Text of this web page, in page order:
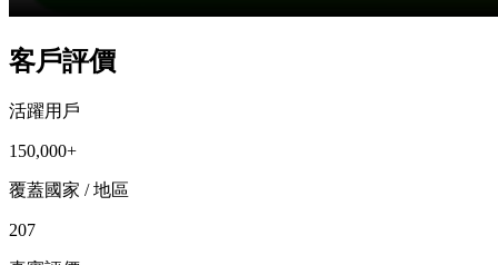
客戶評價
活躍用戶
150,000+
覆蓋國家 / 地區
207